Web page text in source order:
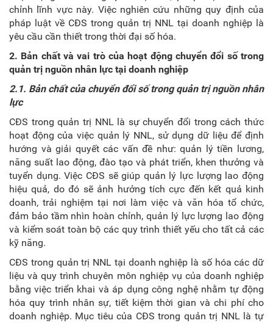
chỉnh lĩnh vực này. Việc nghiên cứu những quy định của
pháp luật về CĐS trong quản trị NNL tại doanh nghiệp là
yêu cầu cần thiết trong thời đại số hóa.
2. Bản chất và vai trò của hoạt động chuyển đổi số trong
quản trị nguồn nhân lực tại doanh nghiệp
2.1. Bản chất của chuyển đổi số trong quản trị nguồn nhân
lực
CĐS trong quản trị NNL là sự chuyển đổi trong cách thức
hoạt động của việc quản lý NNL, sử dụng dữ liệu để định
hướng và giải quyết các vấn đề như: quản lý tiền lương,
năng suất lao động, đào tạo và phát triển, khen thưởng và
tuyển dụng. Việc CĐS sẽ giúp quản lý lực lượng lao động
hiệu quả, do đó sẽ ảnh hưởng tích cực đến kết quả kinh
doanh, trải nghiệm tại nơi làm việc và văn hóa tổ chức,
đảm bảo tầm nhìn hoàn chỉnh, quản lý lực lượng lao động
và kiểm soát toàn bộ các quy trình thiết yếu cho tất cả các
kỹ năng.
CĐS trong quản trị NNL tại doanh nghiệp là số hóa các dữ
liệu và quy trình chuyên môn nghiệp vụ của doanh nghiệp
bằng việc triển khai và áp dụng công nghệ nhằm tự động
hóa quy trình nhân sự, tiết kiệm thời gian và chi phí cho
doanh nghiệp. Mục tiêu của CĐS trong quản trị NNL là tự